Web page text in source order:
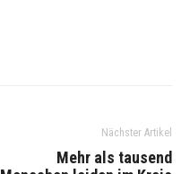
Nächster Artikel
Mehr als tausend